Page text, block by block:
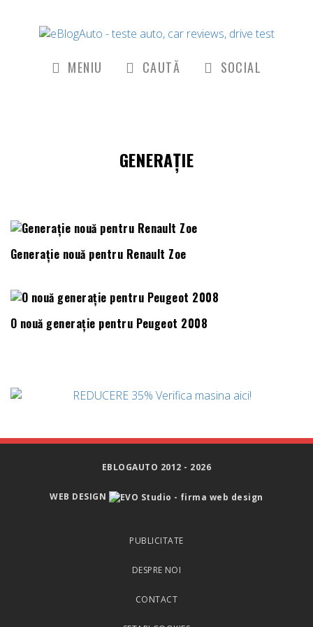
MENIU CAUTĂ SOCIAL
GENERAȚIE
Generație nouă pentru Renault Zoe
O nouă generație pentru Peugeot 2008
EBLOGAUTO 2012 - 2026
WEB DESIGN
PUBLICITATE
DESPRE NOI
CONTACT